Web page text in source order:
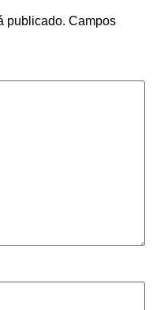
publicado. Campos